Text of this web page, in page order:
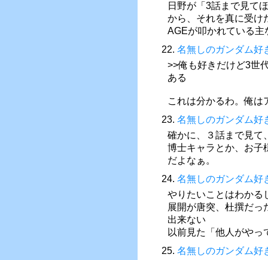
日野が「3話まで見て
から、それを真に受
AGEが叩かれている
22. 名無しのガンダム好
>>俺も好きだけど3世
ある
これは分かるわ。俺は
23. 名無しのガンダム好
確かに、３話まで見て
博士キャラとか、お子
だよなぁ。
24. 名無しのガンダム好
やりたいことはわかる
展開が唐突、杜撰だっ
出来ない
以前見た「他人がや
25. 名無しのガンダム好